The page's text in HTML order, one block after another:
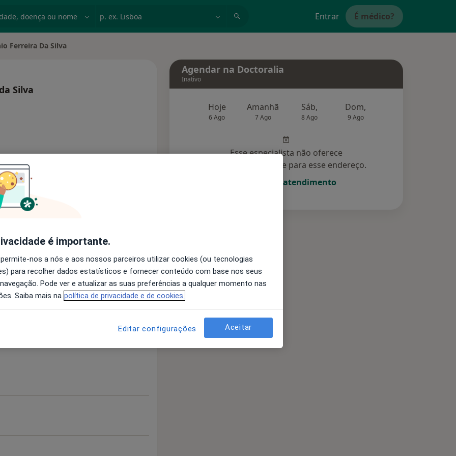
Entrar É médico?
Ferreira Da Silva
Silva
Solicite um atendimento
Consultórios
Da Glândula Tireóide
Agendar na Doctoralia
Inativo
Hoje
6 Ago
Amanhã
7 Ago
Sáb,
8 Ago
Dom,
9 Ago
Esse especialista não oferece
agendamento online para esse endereço.
Solicite um atendimento
é importante.
nos a nós e aos nossos parceiros utilizar cookies (ou tecnologias
para recolher dados estatísticos e fornecer conteúdo com base nos seus
Pode ver e atualizar as suas preferências a qualquer momento nas
Saiba mais na política de privacidade e de cookies.
Editar configurações Aceitar